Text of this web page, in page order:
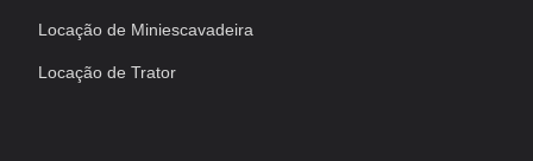
Locação de Miniescavadeira
Locação de Trator